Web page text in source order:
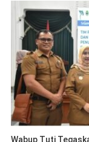
Wabup Tuti